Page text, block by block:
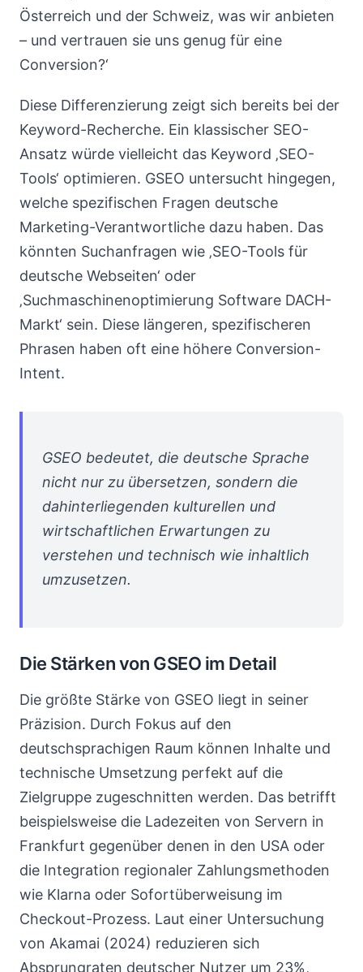
Österreich und der Schweiz, was wir anbieten
– und vertrauen sie uns genug für eine
Conversion?‘
Diese Differenzierung zeigt sich bereits bei der
Keyword-Recherche. Ein klassischer SEO-
Ansatz würde vielleicht das Keyword ‚SEO-
Tools‘ optimieren. GSEO untersucht hingegen,
welche spezifischen Fragen deutsche
Marketing-Verantwortliche dazu haben. Das
könnten Suchanfragen wie ‚SEO-Tools für
deutsche Webseiten‘ oder
‚Suchmaschinenoptimierung Software DACH-
Markt‘ sein. Diese längeren, spezifischeren
Phrasen haben oft eine höhere Conversion-
Intent.
GSEO bedeutet, die deutsche Sprache
nicht nur zu übersetzen, sondern die
dahinterliegenden kulturellen und
wirtschaftlichen Erwartungen zu
verstehen und technisch wie inhaltlich
umzusetzen.
Die Stärken von GSEO im Detail
Die größte Stärke von GSEO liegt in seiner
Präzision. Durch Fokus auf den
deutschsprachigen Raum können Inhalte und
technische Umsetzung perfekt auf die
Zielgruppe zugeschnitten werden. Das betrifft
beispielsweise die Ladezeiten von Servern in
Frankfurt gegenüber denen in den USA oder
die Integration regionaler Zahlungsmethoden
wie Klarna oder Sofortüberweisung im
Checkout-Prozess. Laut einer Untersuchung
von Akamai (2024) reduzieren sich
Absprungraten deutscher Nutzer um 23%,